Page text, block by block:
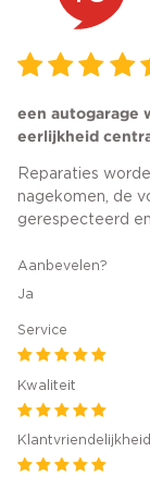
een autogarage
eerlijkheid
Reparaties
nagekomen, de
gerespecteerd
Aanbevelen?
Ja
Service
Kwaliteit
Klantvriendelijkheid